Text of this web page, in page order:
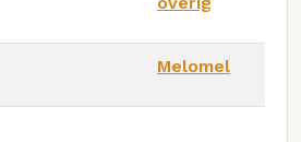
Melomel